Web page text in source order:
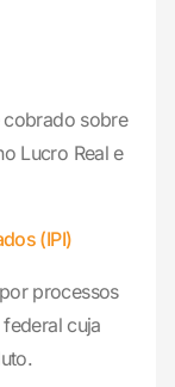
cobrado sobre
Lucro Real e
(IPI)
processos
cuja